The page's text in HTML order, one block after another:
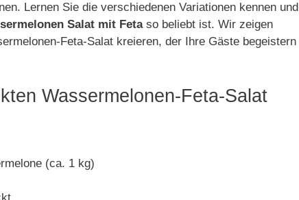
Lernen Sie die verschiedenen Variationen kennen und
Salat mit Fetaso beliebt ist. Wir zeigen
Feta-Salat kreieren, der Ihre Gäste begeistern
Wassermelonen-Feta-Salat
(ca. 1 kg)